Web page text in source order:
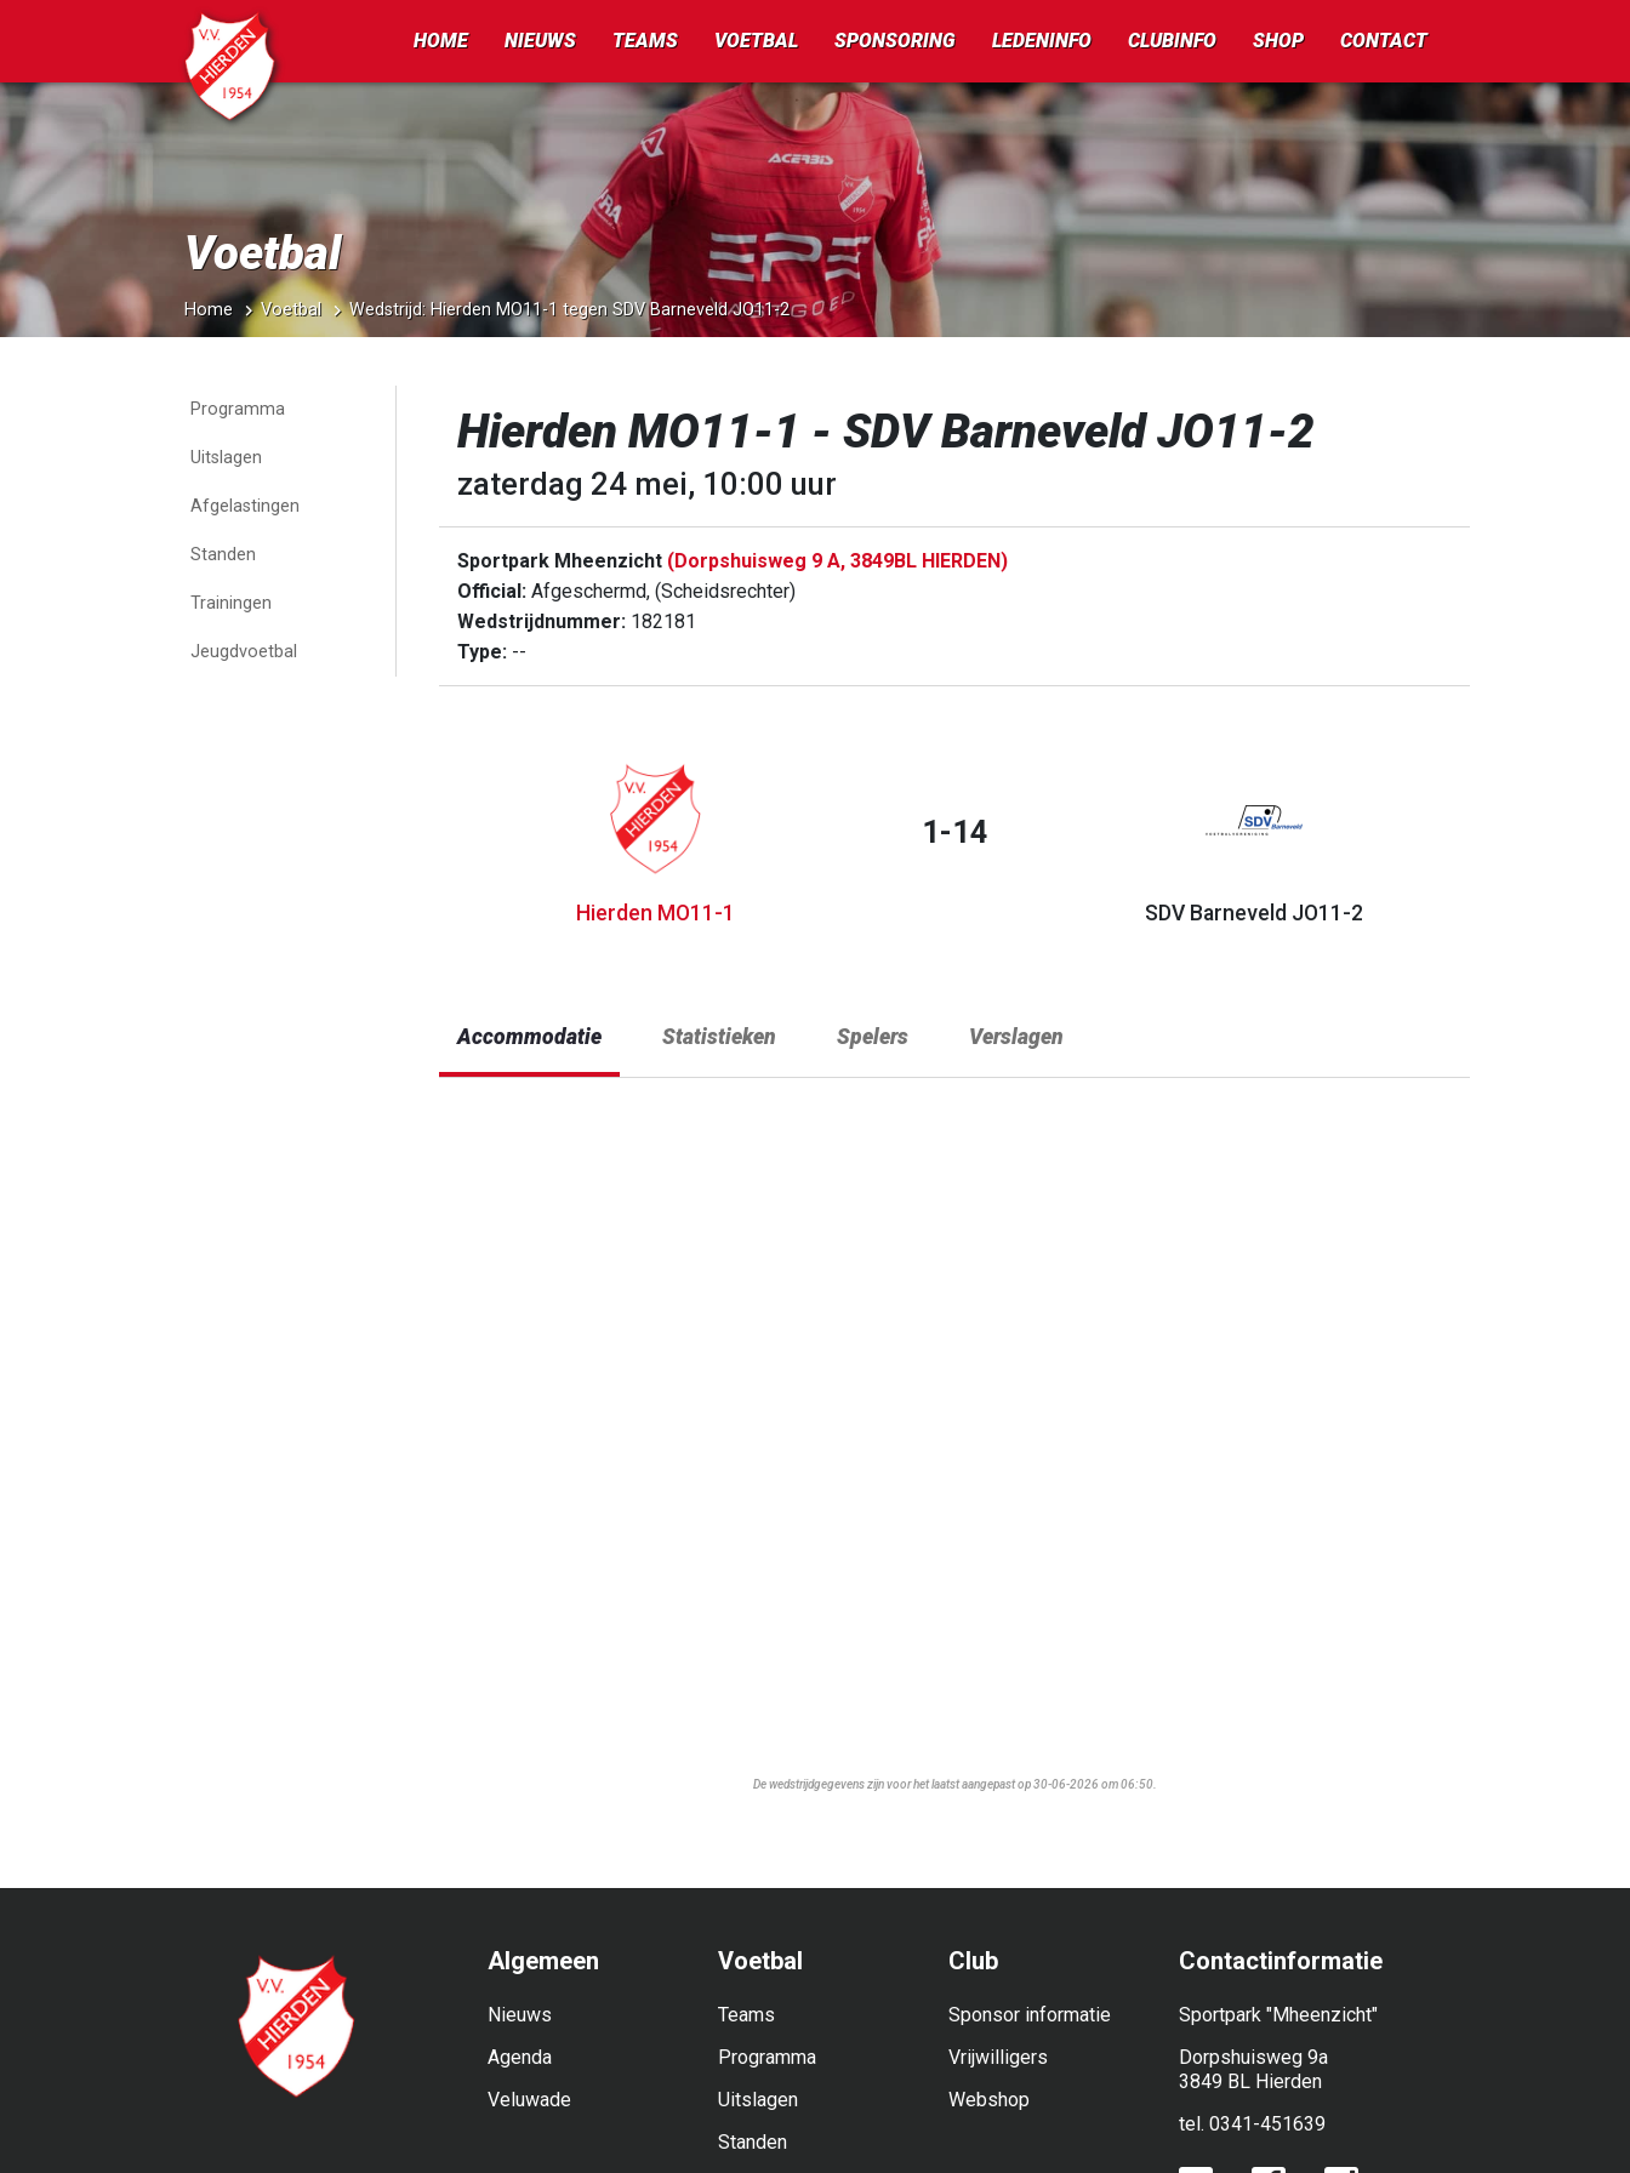
HOME NIEUWS TEAMS VOETBAL SPONSORING LEDENINFO CLUBINFO SHOP CONTACT
Voetbal
Home Voetbal Wedstrijd: Hierden MO11-1 tegen SDV Barneveld JO11-2
Programma
Uitslagen
Afgelastingen
Standen
Trainingen
Jeugdvoetbal
Hierden MO11-1 - SDV Barneveld JO11-2
zaterdag 24 mei, 10:00 uur
Sportpark Mheenzicht (Dorpshuisweg 9 A, 3849BL HIERDEN)
Official: Afgeschermd, (Scheidsrechter)
Wedstrijdnummer: 182181
Type: --
Hierden MO11-1
1-14
SDV Barneveld JO11-2
Accommodatie Statistieken Spelers Verslagen
De wedstrijdgegevens zijn voor het laatst aangepast op 30-06-2026 om 06:50.
Algemeen
Nieuws
Agenda
Veluwade
Voetbal
Teams
Programma
Uitslagen
Standen
Club
Sponsor informatie
Vrijwilligers
Webshop
Contactinformatie
Sportpark "Mheenzicht"
Dorpshuisweg 9a
3849 BL Hierden
tel. 0341-451639